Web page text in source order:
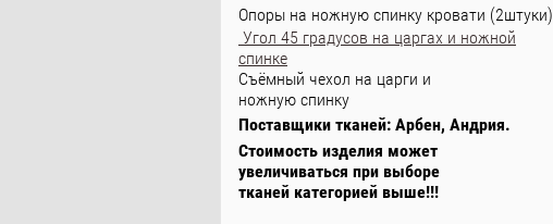
Опоры на ножную спинку кровати (2штуки)
Угол 45 градусов на царгах и ножной
спинке
Съёмный чехол на царги и
ножную спинку
Поставщики тканей: Арбен, Андрия.
Стоимость изделия может
увеличиваться при выборе
тканей категорией выше!!!